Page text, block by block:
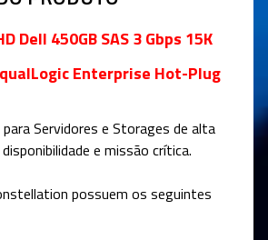
Dell 450GB SAS 3 Gbps 15K
Enterprise Hot-Plug
para Servidores e Storages de alta
e missão crítica.
possuem os seguintes